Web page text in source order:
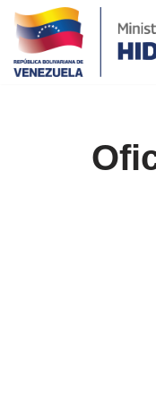
Saltar
al